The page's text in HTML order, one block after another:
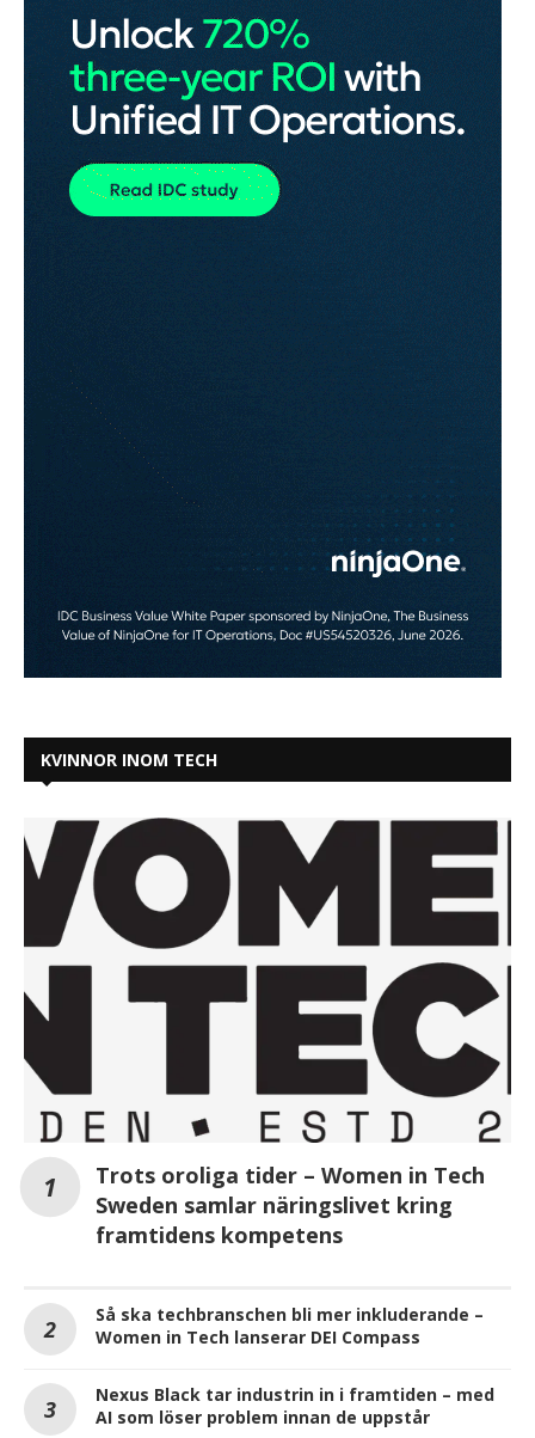
KVINNOR INOM TECH
Trots oroliga tider – Women in Tech
Sweden samlar näringslivet kring
framtidens kompetens
Så ska techbranschen bli mer inkluderande –
Women in Tech lanserar DEI Compass
Nexus Black tar industrin in i framtiden – med
AI som löser problem innan de uppstår